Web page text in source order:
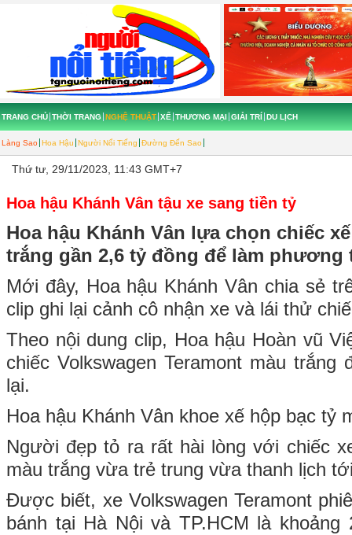
TRANG CHỦ THỜI TRANG NGHỆ THUẬT
Làng Sao Hoa Hậu Người Nổi Tiếng Đường Đến Sao
XẾ THƯƠNG MẠI GIẢI TRÍ DU LỊCH
Thứ tư, 29/11/2023, 11:43 GMT+7
Hoa hậu Khánh Vân tậu xe sang tiền tỷ
Hoa hậu Khánh Vân lựa chọn chiếc
trắng gần 2,6 tỷ đồng để làm phương
Mới đây, Hoa hậu Khánh Vân chia sẻ
clip ghi lại cảnh cô nhận xe và lái thử
Theo nội dung clip, Hoa hậu Hoàn vũ
chiếc Volkswagen Teramont màu
lại.
Hoa hậu Khánh Vân khoe xế hộp bạc tỷ
Người đẹp tỏ ra rất hài lòng với chiếc
màu trắng vừa trẻ trung vừa thanh lịch
Được biết, xe Volkswagen Teramont
bánh tại Hà Nội và TP.HCM là khoảng